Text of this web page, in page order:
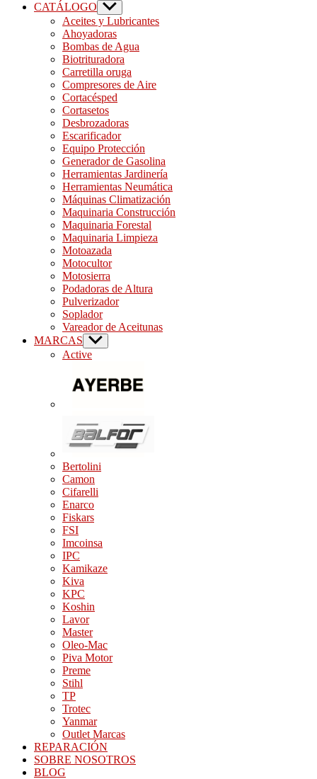
CATÁLOGO Show
sub
menu
Aceites y Lubricantes
Ahoyadoras
Bombas de Agua
Biotrituradora
Carretilla oruga
Compresores de Aire
Cortacésped
Cortasetos
Desbrozadoras
Escarificador
Equipo Protección
Generador de Gasolina
Herramientas Jardinería
Herramientas Neumática
Máquinas Climatización
Maquinaria Construcción
Maquinaria Forestal
Maquinaria Limpieza
Motoazada
Motocultor
Motosierra
Podadoras de Altura
Pulverizador
Soplador
Vareador de Aceitunas
MARCAS Show
sub
menu
Active
Bertolini
Camon
Cifarelli
Enarco
Fiskars
FSI
Imcoinsa
IPC
Kamikaze
Kiva
KPC
Koshin
Lavor
Master
Oleo-Mac
Piva Motor
Preme
Stihl
TP
Trotec
Yanmar
Outlet Marcas
REPARACIÓN
SOBRE NOSOTROS
BLOG